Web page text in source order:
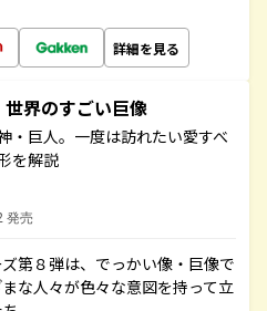
詳細を見る
界のすごい巨像
・巨人。一度は訪れたい愛すべ
を解説
発売
第８弾は、でっかい像・巨像で
な人々が色々な意図を持って立